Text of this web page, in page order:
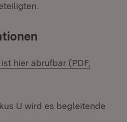
hier abrufbar (PDF,
U wird es begleitende